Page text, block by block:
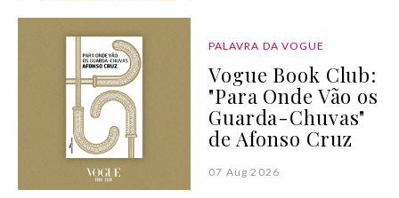
PALAVRA DA VOGUE
Vogue Book Club:
"Para Onde Vão os
Guarda-Chuvas"
de Afonso Cruz
07 Aug 2026